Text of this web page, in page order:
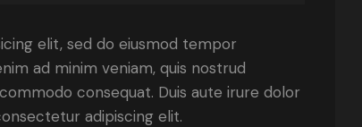
elit, sed do eiusmod tempor
ad minim veniam, quis nostrud
consequat. Duis aute irure dolor
adipiscing elit.